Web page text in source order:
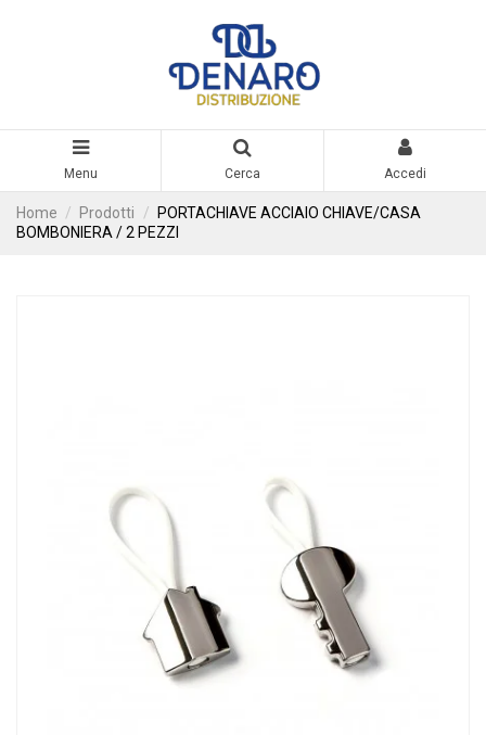
Menu Cerca Accedi
Home Prodotti
PORTACHIAVE ACCIAIO CHIAVE/CASA
BOMBONIERA / 2 PEZZI